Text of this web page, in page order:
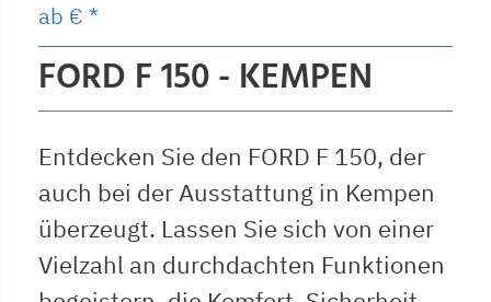
ab € *
FORD F 150 - KEMPEN
Entdecken Sie den FORD F 150, der
auch bei der Ausstattung in Kempen
überzeugt. Lassen Sie sich von einer
Vielzahl an durchdachten Funktionen